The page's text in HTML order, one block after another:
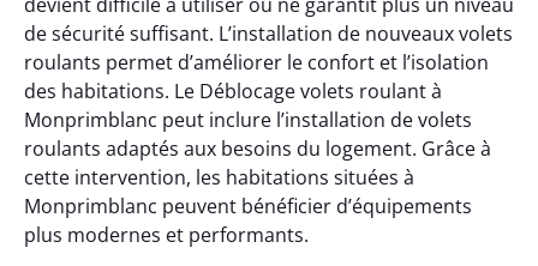
de sécurité suffisant. L’installation de nouveaux volets
roulants permet d’améliorer le confort et l’isolation
des habitations. Le Déblocage volets roulant à
Monprimblanc peut inclure l’installation de volets
roulants adaptés aux besoins du logement. Grâce à
cette intervention, les habitations situées à
Monprimblanc peuvent bénéficier d’équipements
plus modernes et performants.